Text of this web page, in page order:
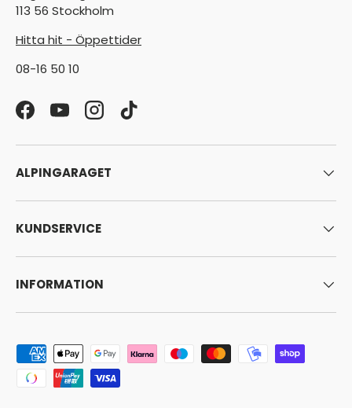
113 56 Stockholm
Hitta hit - Öppettider
08-16 50 10
FacebookYouTubeInstagram
TikTok
ALPINGARAGET
KUNDSERVICE
INFORMATION
Godkända betalningsmetoder